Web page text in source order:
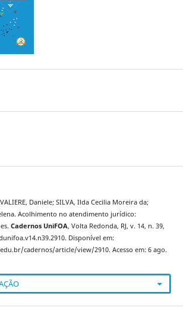
Daniele; SILVA, Ilda Cecilia Moreira da;
Acolhimento no atendimento jurídico:
Cadernos UniFOA, Volta Redonda, RJ, v. 14, n. 39,
Disponível em:
cadernos/article/view/2910. Acesso em: 6 ago.